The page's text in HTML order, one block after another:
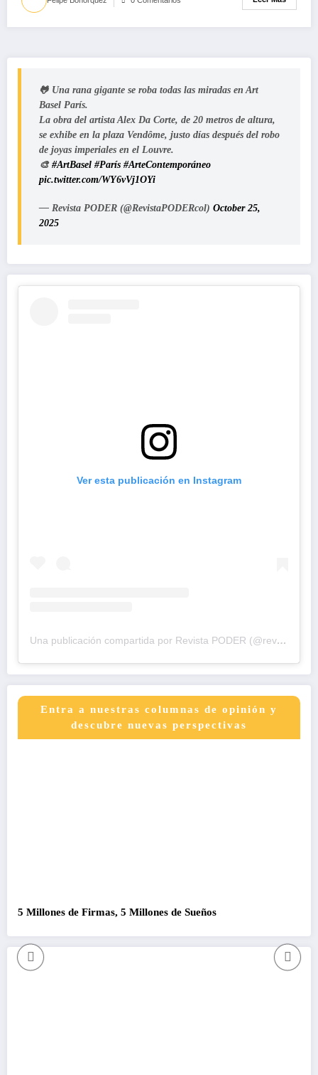
🐸 Una rana gigante se roba todas las miradas en Art
Basel París.
La obra del artista Alex Da Corte, de 20 metros de altura,
se exhibe en la plaza Vendôme, justo días después del robo
de joyas imperiales en el Louvre.
🎨 #ArtBasel #París #ArteContemporáneo
pic.twitter.com/WY6vVj1OYi
— Revista PODER (@RevistaPODERcol) October 25,
2025
Ver esta publicación en Instagram
Una publicación compartida por Revista PODER (@revistapodercol)
Entra a nuestras columnas de opinión y
descubre nuevas perspectivas
5 Millones de Firmas, 5 Millones de Sueños